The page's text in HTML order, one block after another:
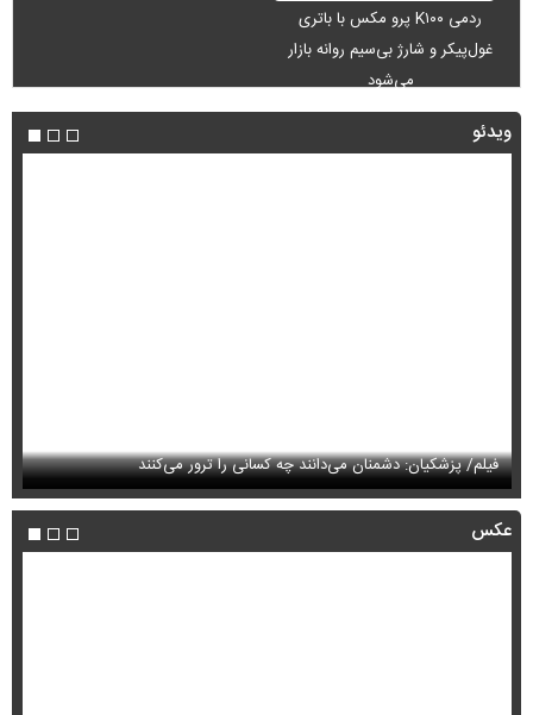
ردمی K۱۰۰ پرو مکس با باتری
غول‌پیکر و شارژ بی‌سیم روانه بازار
می‌شود
ویدئو
فیلم/ پزشکیان: دشمنان می‌دانند چه کسانی را ترور می‌کنند
عکس